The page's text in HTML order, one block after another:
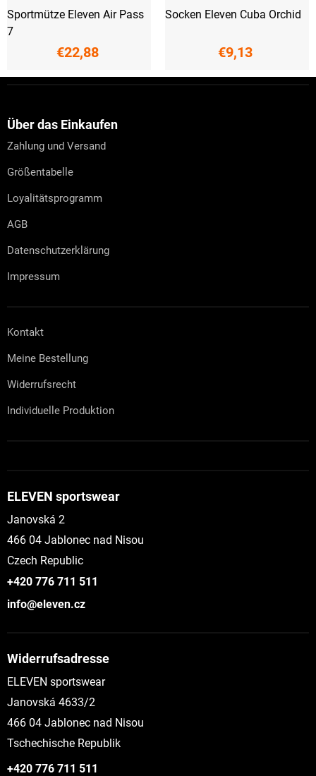
Sportmütze Eleven Air Pass
7
€22,88
Socken Eleven Cuba Orchid
€9,13
Über das Einkaufen
Zahlung und Versand
Größentabelle
Loyalitätsprogramm
AGB
Datenschutzerklärung
Impressum
Kontakt
Meine Bestellung
Widerrufsrecht
Individuelle Produktion
ELEVEN sportswear
Janovská 2
466 04 Jablonec nad Nisou
Czech Republic
+420 776 711 511
info@eleven.cz
Widerrufsadresse
ELEVEN sportswear
Janovská 4633/2
466 04 Jablonec nad Nisou
Tschechische Republik
+420 776 711 511